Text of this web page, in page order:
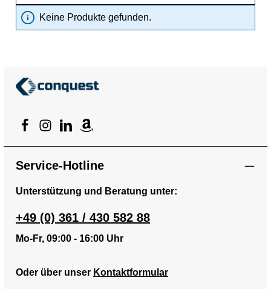
Keine Produkte gefunden.
Service-Hotline
Unterstützung und Beratung unter:
+49 (0) 361 / 430 582 88
Mo-Fr, 09:00 - 16:00 Uhr
Oder über unser Kontaktformular